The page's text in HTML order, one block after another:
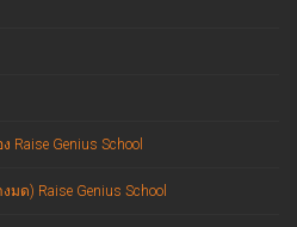
Genius School
ด) Raise Genius School